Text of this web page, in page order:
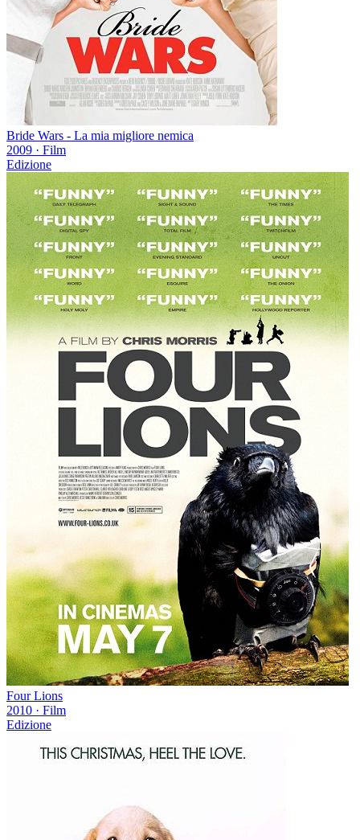
Bride Wars - La mia migliore nemica
2009 · Film
Edizione
Four Lions
2010 · Film
Edizione